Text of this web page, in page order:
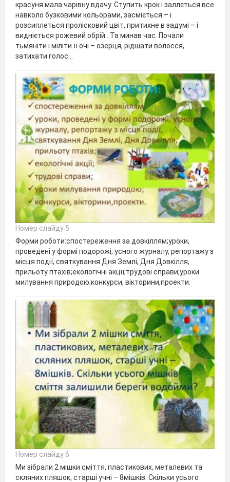
красуня мала чарівну вдачу. Ступить крок і заллється все
навколо бузковими кольорами, засміється – і
розсиплеться пролісковий цвіт, притихне в задумі – і
видніється рожевий обрій…Та минав час. Почали
тьмяніти і міліти її очі – озерця, рідшати волосся,
затихати голос…
Номер слайду 5
Форми роботи:спостереження за довкіллям;уроки,
проведені у формі подорожі, усного журналу, репортажу з
місця події, святкування Дня Землі, Дня Довкілля,
прильоту птахів;екологічні акції;трудові справи;уроки
милування природою;конкурси, вікторини,проекти.
Номер слайду 6
Ми зібрали 2 мішки сміття, пластикових, металевих та
скляних пляшок, старші учні – 8мішків. Скільки усього